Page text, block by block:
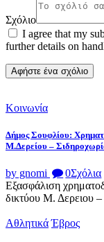
Σχόλιο
I agree that my
further details on
Κοινωνία
Δήμος Σουφλίου:
Μ.Δερείου –
by gnomi 0Σχόλια
Εξασφάλιση
δικτύου Μ. Δερειου
Αθλητικά Έβρος